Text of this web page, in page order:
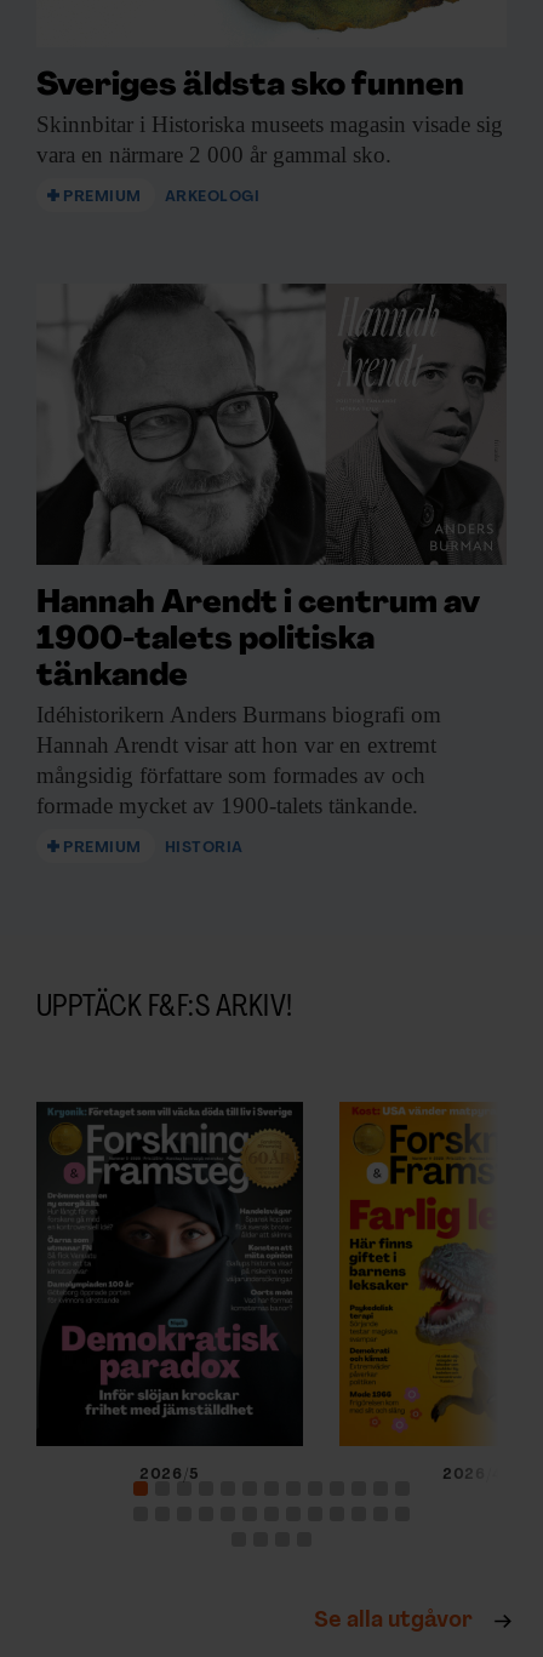
Sveriges äldsta sko funnen
Skinnbitar i Historiska museets magasin visade sig
vara en närmare 2 000 år gammal sko.
PREMIUM ARKEOLOGI
Hannah Arendt i centrum av
1900-talets politiska
tänkande
Idéhistorikern Anders Burmans biografi om
Hannah Arendt visar att hon var en extremt
mångsidig författare som formades av och
formade mycket av 1900-talets tänkande.
PREMIUM HISTORIA
UPPTÄCK F&F:S ARKIV!
2026/5 2026/4
Se alla utgåvor